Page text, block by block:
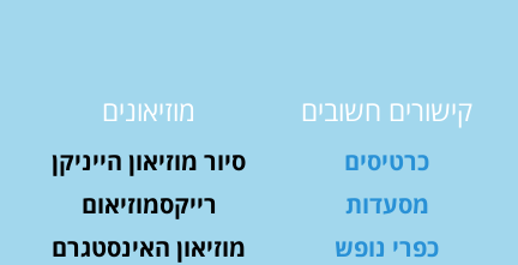
קישורים חשובים
כרטיסים
מסעדות
כפרי נופש
מוזיאונים
סיור מוזיאון הייניקן
רייקסמוזיאום
מוזיאון האינסטגרם